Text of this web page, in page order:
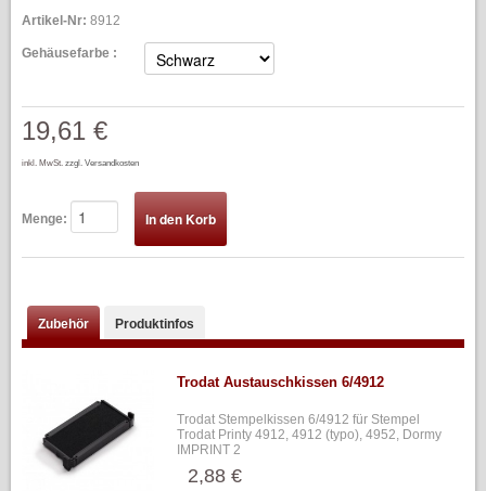
Artikel-Nr: 8912
Gehäusefarbe :
19,61 €
inkl. MwSt. zzgl. Versandkosten
Menge:
Zubehör Produktinfos
Trodat Austauschkissen 6/4912
Trodat Stempelkissen 6/4912 für Stempel
Trodat Printy 4912, 4912 (typo), 4952, Dormy
IMPRINT 2
2,88 €